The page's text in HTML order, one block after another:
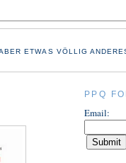
ETWAS VÖLLIG
PPQ
Email: